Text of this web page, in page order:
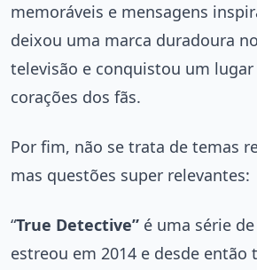
memoráveis e mensagens
deixou uma marca duradoura
televisão e conquistou um lugar
corações dos fãs.
Por fim, não se trata de temas
mas questões super relevantes:
“True Detective” é uma série
estreou em 2014 e desde então